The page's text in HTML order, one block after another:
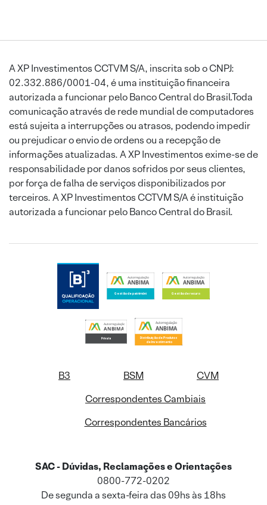
A XP Investimentos CCTVM S/A, inscrita sob o CNPJ:
02.332.886/0001-04, é uma instituição financeira
autorizada a funcionar pelo Banco Central do Brasil.Toda
comunicação através de rede mundial de computadores
está sujeita a interrupções ou atrasos, podendo impedir
ou prejudicar o envio de ordens ou a recepção de
informações atualizadas. A XP Investimentos exime-se de
responsabilidade por danos sofridos por seus clientes,
por força de falha de serviços disponibilizados por
terceiros. A XP Investimentos CCTVM S/A é instituição
autorizada a funcionar pelo Banco Central do Brasil.
B3 BSM
CVM
Correspondentes Cambiais
Correspondentes Bancários
SAC - Dúvidas, Reclamações e Orientações
0800-772-0202
De segunda a sexta-feira das 09hs às 18hs